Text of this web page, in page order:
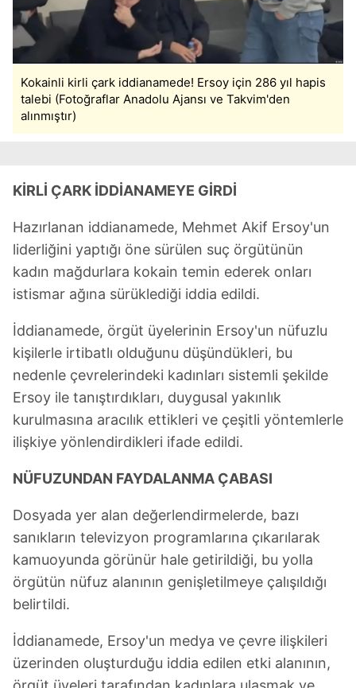
Kokainli kirli çark iddianamede! Ersoy için 286 yıl hapis
talebi (Fotoğraflar Anadolu Ajansı ve Takvim'den
alınmıştır)
KİRLİ ÇARK İDDİANAMEYE GİRDİ
Hazırlanan iddianamede, Mehmet Akif Ersoy'un
liderliğini yaptığı öne sürülen suç örgütünün
kadın mağdurlara kokain temin ederek onları
istismar ağına sürüklediği iddia edildi.
İddianamede, örgüt üyelerinin Ersoy'un nüfuzlu
kişilerle irtibatlı olduğunu düşündükleri, bu
nedenle çevrelerindeki kadınları sistemli şekilde
Ersoy ile tanıştırdıkları, duygusal yakınlık
kurulmasına aracılık ettikleri ve çeşitli yöntemlerle
ilişkiye yönlendirdikleri ifade edildi.
NÜFUZUNDAN FAYDALANMA ÇABASI
Dosyada yer alan değerlendirmelerde, bazı
sanıkların televizyon programlarına çıkarılarak
kamuoyunda görünür hale getirildiği, bu yolla
örgütün nüfuz alanının genişletilmeye çalışıldığı
belirtildi.
İddianamede, Ersoy'un medya ve çevre ilişkileri
üzerinden oluşturduğu iddia edilen etki alanının,